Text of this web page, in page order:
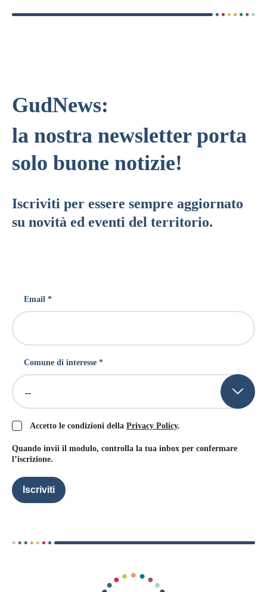
GudNews:
la nostra newsletter porta
solo buone notizie!
Iscriviti per essere sempre aggiornato
su novità ed eventi del territorio.
Email *
Comune di interesse *
–
Accetto le condizioni della Privacy Policy.
Quando invii il modulo, controlla la tua inbox per confermare
l’iscrizione.
Iscriviti